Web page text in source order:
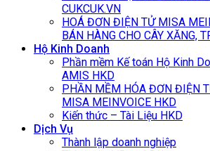
CUKCUK.VN
HOÁ ĐƠN ĐIỆN TỬ MISA
BÁN HÀNG CHO CÂY XĂNG,
Hộ Kinh Doanh
Phần mềm Kế toán Hộ Kinh
AMIS HKD
PHẦN MỀM HÓA ĐƠN ĐIỆN
MISA MEINVOICE HKD
Kiến thức – Tài Liệu HKD
Dịch Vụ
Thành lập doanh nghiệp